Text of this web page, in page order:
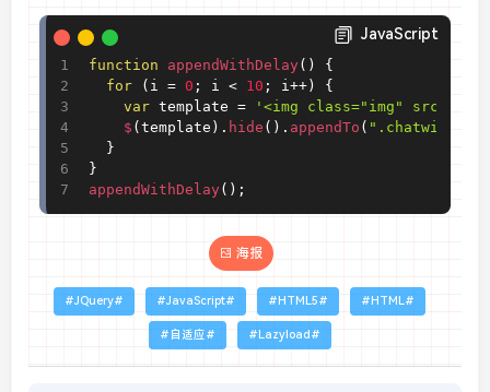
JavaScript
function appendWithDelay( )
{
for
( i = 0 ; i < 10 ; i++ )
{
var template =
'<img class="img"
    $
( template ) . hide ( ) . appendTo ( ".chatwindow"
}
}
appendWithDelay( ) ;
海报
JQuery JavaScript HTML5 HTML
自适应 Lazyload